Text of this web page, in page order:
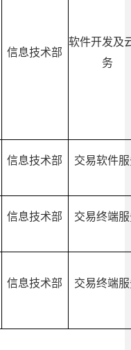
信息技术部
软件开发及
务
信息技术部 交易软件
信息技术部 交易终端
信息技术部 交易终端